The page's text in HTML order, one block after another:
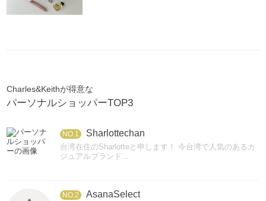
Charles&Keithが得意な
パーソナルショッパーTOP3
NO.1 Sharlottechan
台湾在住のSharlotteと申します！ 今台湾で人気のあるカ
ジュアルブランド...
NO.2 AsanaSelect